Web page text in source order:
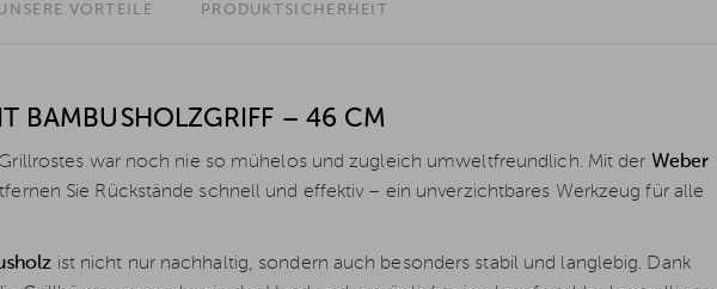
VORTEILE PRODUKTSICHERHEIT
BAMBUSHOLZGRIFF – 46 CM
war noch nie so mühelos und zugleich umweltfreundlich. Mit der Weber
Sie Rückstände schnell und effektiv – ein unverzichtbares Werkzeug für alle
ist nicht nur nachhaltig, sondern auch besonders stabil und langlebig. Dank